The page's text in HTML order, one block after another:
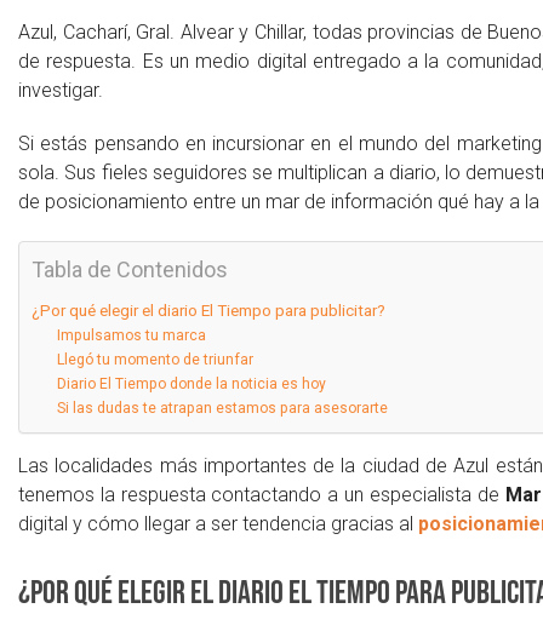
Azul, Cacharí, Gral. Alvear y Chillar, todas provincias de
de respuesta. Es un medio digital entregado a la
investigar.
Si estás pensando en incursionar en el mundo del
sola. Sus fieles seguidores se multiplican a diario, lo
de posicionamiento entre un mar de información qué hay a
Tabla de Contenidos
¿Por qué elegir el diario El Tiempo para publicitar?
Impulsamos tu marca
Llegó tu momento de triunfar
Diario El Tiempo donde la noticia es hoy
Si las dudas te atrapan estamos para asesorarte
Las localidades más importantes de la ciudad de Azul
tenemos la respuesta contactando a un especialista de
digital y cómo llegar a ser tendencia gracias al
¿Por qué elegir el diario El Tiempo para